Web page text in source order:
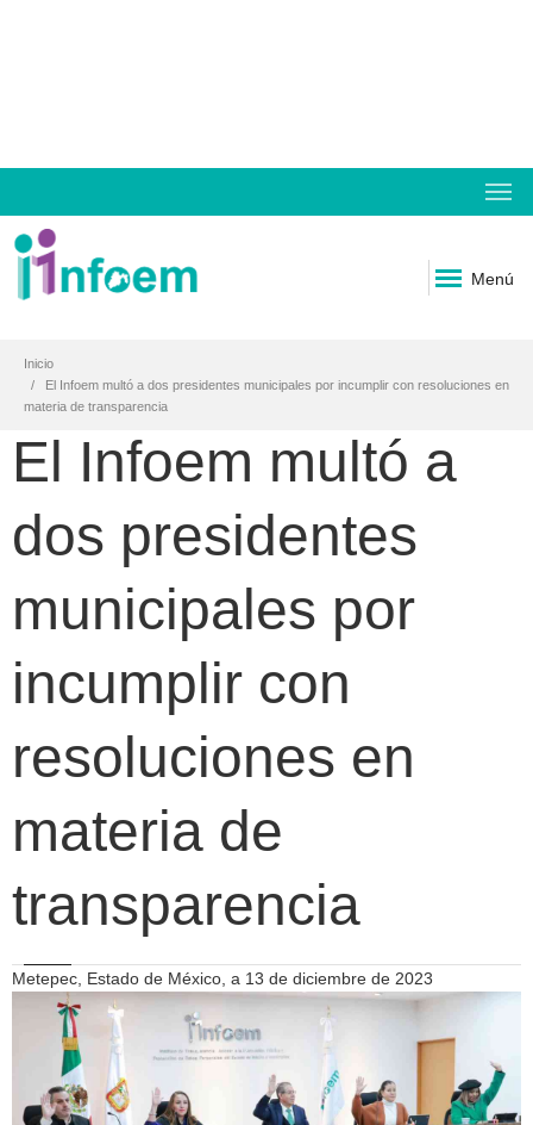
Menú
Inicio
El Infoem multó a dos presidentes municipales por incumplir con resoluciones en
materia de transparencia
El Infoem multó a
dos presidentes
municipales por
incumplir con
resoluciones en
materia de
transparencia
Metepec, Estado de México, a 13 de diciembre de 2023